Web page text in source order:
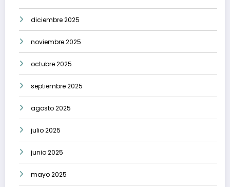
diciembre 2025
noviembre 2025
octubre 2025
septiembre 2025
agosto 2025
julio 2025
junio 2025
mayo 2025